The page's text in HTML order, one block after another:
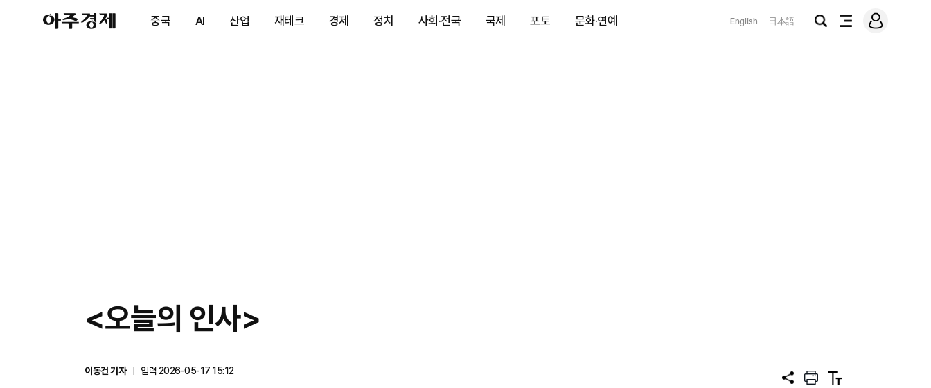
아
주
제
중국 AI 산업 재테크 경제 정치 사회·전국 국제 포토 문화·연예 English 日本語
검
전
메
그
<오늘의 인사>
이동건 기자
입력 2026-05-17 15:12
공
프
텍